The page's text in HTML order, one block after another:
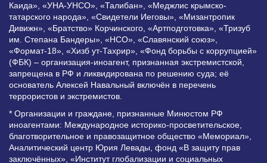
Каида», «УНА-УНСО», «Талибан», «Меджлис крымско-
татарского народа», «Свидетели Иеговы», «Мизантропик
Дивижн», «Братство» Корчинского, «Артподготовка», «Тризуб
им. Степана Бандеры», «НСО», «Славянский союз»,
«Формат-18», «Хизб ут-Тахрир», «Фонд борьбы с коррупцией»
(ФБК) – организация-иноагент, признанная экстремистской,
запрещена в РФ и ликвидирована по решению суда; её
основатель Алексей Навальный включён в перечень
террористов и экстремистов.
* Организации и граждане, признанные Минюстом РФ
иноагентами: Международное историко-просветительское,
благотворительное и правозащитное общество «Мемориал»,
Аналитический центр Юрия Левады, фонд «В защиту прав
заключённых», «Институт глобализации и социальных